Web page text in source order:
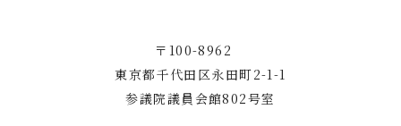
〒100-8962
東京都千代田区永田町2-1-1
参議院議員会館802号室